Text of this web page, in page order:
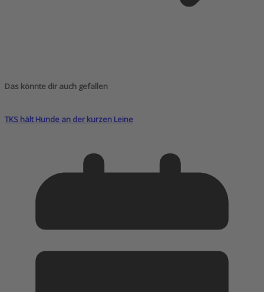
Das könnte dir auch gefallen
TKS hält Hunde an der kurzen Leine